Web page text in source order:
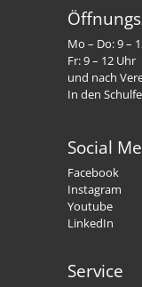
Mo – Do: 9 –
Fr: 9 – 12 Uhr
und nach
In den
Social
Facebook
Instagram
Youtube
LinkedIn
Service